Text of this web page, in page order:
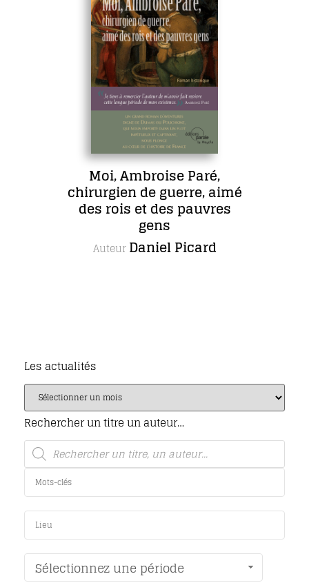
Moi, Ambroise Paré,
chirurgien de guerre, aimé
des rois et des pauvres
gens
Auteur Daniel Picard
Les actualités
Rechercher un titre un auteur…
Sélectionnez une période